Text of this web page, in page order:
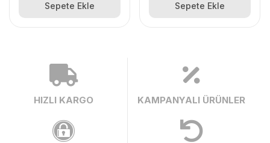
Sepete Ekle Sepete Ekle
HIZLI KARGO KAMPANYALI ÜRÜNLER